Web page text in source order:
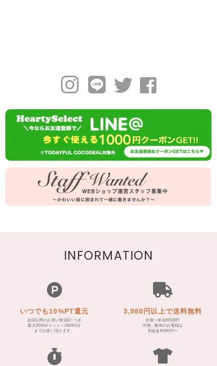
INFORMATION
いつでも10%PT還元
次回以降のお買い物1回につき
最大2000ポイント＝2000円分
までお使い頂けます。
3,980円以上で送料無料
全国一律送料500円
沖縄、離島のお客様は
別途送料500円〜